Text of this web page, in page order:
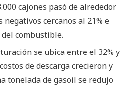
cajones pasó de alrededor
negativos cercanos al 21% e
combustible.
se ubica entre el 32% y
de descarga crecieron y
tonelada de gasoil se redujo